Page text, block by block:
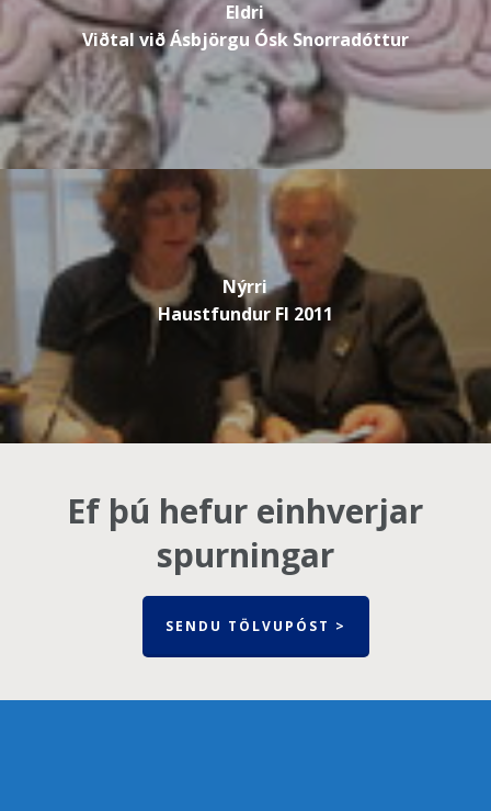
Eldri
Viðtal við Ásbjörgu Ósk Snorradóttur
Nýrri
Haustfundur Fl 2011
Ef þú hefur einhverjar
spurningar
SENDU TÖLVUPÓST >